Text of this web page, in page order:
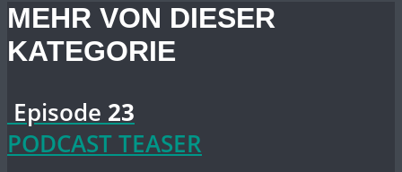
MEHR VON DIESER
KATEGORIE
Episode 23
PODCAST TEASER